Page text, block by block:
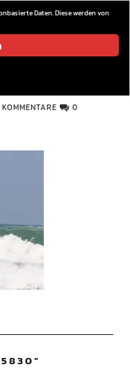
KOMMENTARE 0
”
Daten. Diese werden von